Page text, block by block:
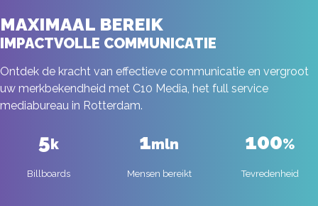
MAXIMAAL BEREIK
IMPACTVOLLE COMMUNICATIE
Ontdek de kracht van effectieve communicatie en vergroot
uw merkbekendheid met C10 Media, het full service
mediabureau in Rotterdam.
5k
Billboards
1mln
Mensen bereikt
100%
Tevredenheid